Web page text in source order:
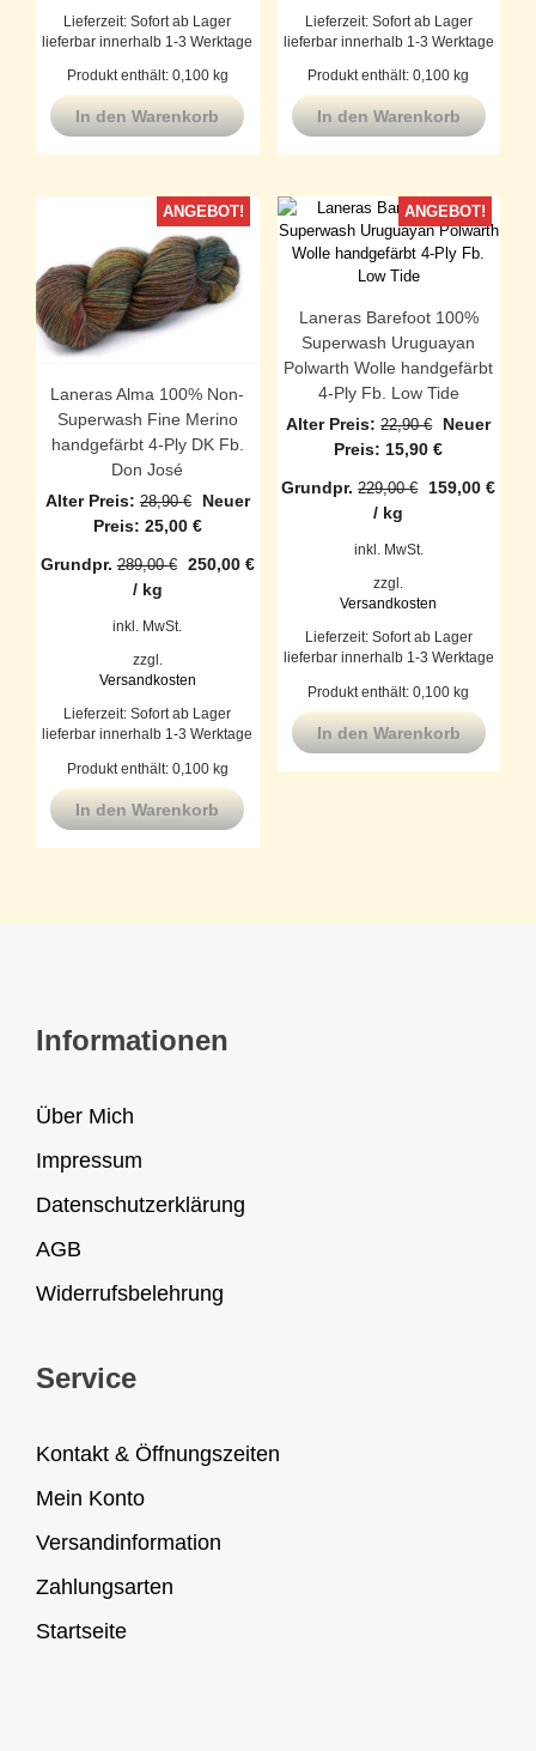
Lieferzeit: Sofort ab Lager
lieferbar innerhalb 1-3 Werktage
Produkt enthält: 0,100 kg
In den Warenkorb
Lieferzeit: Sofort ab Lager
lieferbar innerhalb 1-3 Werktage
Produkt enthält: 0,100kg
In den Warenkorb
ANGEBOT!
Laneras Alma 100% Non-
Superwash Fine Merino
handgefärbt 4-Ply DK Fb.
Don José
Alter Preis: 28,90€
Ursprünglicher
Preis
28,90 €
Neuer
Preis: 25,00 €Aktueller
ist:
Grundpr.289,00€ 250,00 €
/ kg
inkl. MwSt.
zzgl.
Versandkosten
Lieferzeit:Sofort ab Lager
lieferbar innerhalb 1-3 Werktage
Produkt enthält: 0,100 kg
In den Warenkorb
ANGEBOT!
Laneras Barefoot 100%
Superwash Uruguayan
Polwarth Wolle handgefärbt
4-Ply Fb. Low Tide
Alter Preis: 22,90€
Preis
22,90 €
Neuer
Preis: 15,90€Aktueller
ist:
Grundpr.229,00€ 159,00€
/ kg
inkl. MwSt.
zzgl.
Versandkosten
Lieferzeit: Sofort ab Lager
lieferbar innerhalb 1-3 Werktage
Produkt enthält: 0,100kg
In den Warenkorb
Informationen
Über Mich
Impressum
Datenschutzerklärung
AGB
Widerrufsbelehrung
Service
Kontakt & Öffnungszeiten
Mein Konto
Versandinformation
Zahlungsarten
Startseite